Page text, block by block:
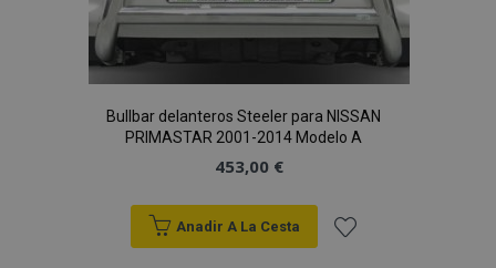
Deseos
Bullbar delanteros Steeler para NISSAN
PRIMASTAR 2001-2014 Modelo A
453,00 €
Anadir A La Cesta